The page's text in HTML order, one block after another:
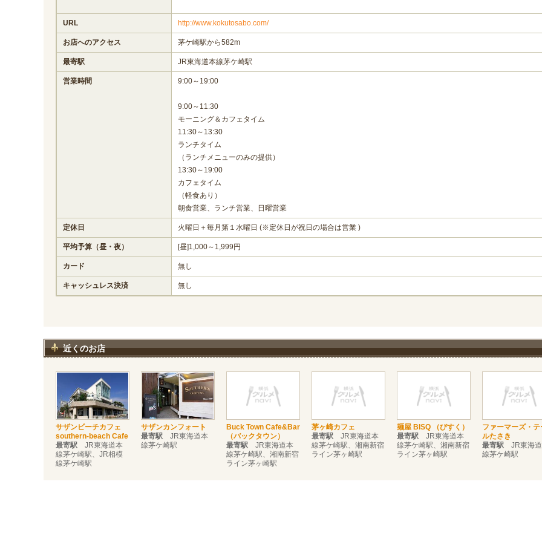
URL http://www.kokutosabo.com/
お店へのアクセス 茅ケ崎駅から582m
最寄駅 JR東海道本線茅ケ崎駅
営業時間 9:00～19:00
9:00～11:30
モーニング＆カフェタイム
11:30～13:30
ランチタイム
（ランチメニューのみの提供）
13:30～19:00
カフェタイム
（軽食あり）
朝食営業、ランチ営業、日曜営業
定休日 火曜日＋毎月第１水曜日 (※定休日が祝日の場合は営業 )
平均予算（昼・夜） [昼]1,000～1,999円
カード 無し
キャッシュレス決済 無し
近くのお店
サザンビーチカフェ
southern-beach Cafe
最寄駅 JR東海道本
線茅ケ崎駅、JR相模
線茅ケ崎駅
サザンカンフォート
最寄駅 JR東海道本
線茅ケ崎駅
Buck Town Cafe&Bar
（バックタウン）
最寄駅 JR東海道本
線茅ケ崎駅、湘南新宿
ライン茅ヶ崎駅
茅ヶ崎カフェ
最寄駅 JR東海道本
線茅ケ崎駅、湘南新宿
ライン茅ヶ崎駅
麺屋 BISQ （びすく）
最寄駅 JR東海道本
線茅ケ崎駅、湘南新宿
ライン茅ヶ崎駅
ファーマーズ・テ
ルたさき
最寄駅 JR東海
線茅ケ崎駅